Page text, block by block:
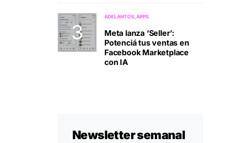
ADELANTOS APPS
Meta lanza ‘Seller’:
Potenciá tus ventas en
Facebook Marketplace
con IA
Newsletter semanal